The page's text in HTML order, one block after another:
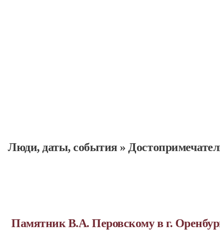
Люди, даты, cобытия»
Памятник В.А. Перовскому в г.